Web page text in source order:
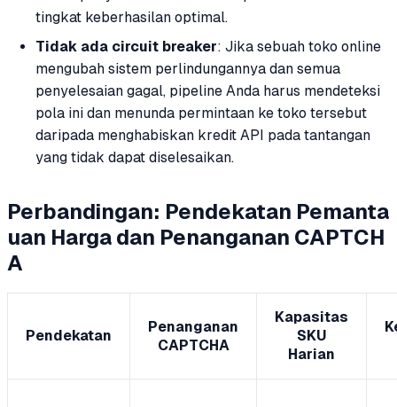
tingkat keberhasilan optimal.
Tidak ada circuit breaker: Jika sebuah toko online
mengubah sistem perlindungannya dan semua
penyelesaian gagal, pipeline Anda harus mendeteksi
pola ini dan menunda permintaan ke toko tersebut
daripada menghabiskan kredit API pada tantangan
yang tidak dapat diselesaikan.
Perbandingan: Pendekatan Pemanta
uan Harga dan Penanganan CAPTCH
A
Pendekatan
Penanganan
CAPTCHA
Kapasitas
SKU
Harian